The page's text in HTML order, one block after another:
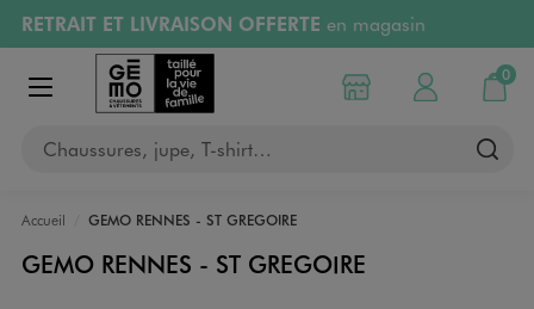
Aller au contenu principal
Aller à la navigation
RETRAIT ET LIVRAISON OFFERTE en magasin
Retours OFFERTSpendant 30 jours
PAYEZ EN 3x SANS FRAIS
RÉSERVATION GRATUITE
Afficher le menu
Chaussures, jupe, T-shirt…
Choisir mon magasin
Mon compte
0
Mon
Accueil GEMO RENNES - ST GREGOIRE
GEMO RENNES - ST GREGOIRE